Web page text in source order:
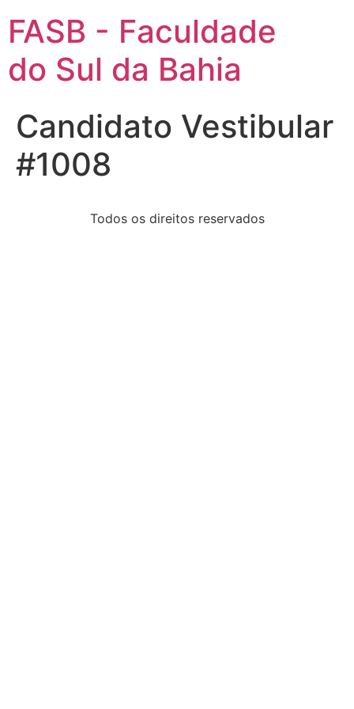
FASB - Faculdade
do Sul da Bahia
Candidato Vestibular
#1008
Todos os direitos reservados